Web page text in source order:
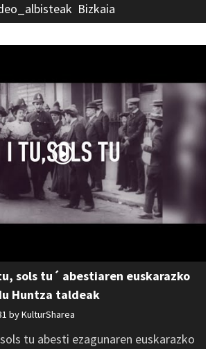
Bizkaia
sols tu´ abestiaren euskarazko
Huntza taldeak
byKulturSharea
tu abesti ezagunaren euskarazko